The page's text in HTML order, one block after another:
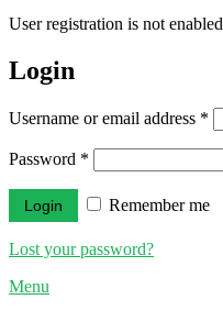
User registration is not enabled
Login
Username or email address *
Password *
Remember me
Lost your password?
Menu